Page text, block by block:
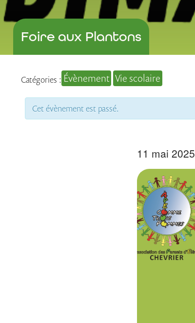
Foire aux Plantons
Catégories : Évènement Vie scolaire
Cet évènement est passé.
11 mai 2025